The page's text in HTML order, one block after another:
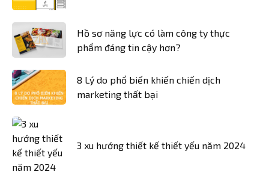
Hồ sơ năng lực có làm công ty thực
phẩm đáng tin cậy hơn?
8 Lý do phổ biến khiến chiến dịch
marketing thất bại
3 xu hướng thiết kế thiết yếu năm 2024